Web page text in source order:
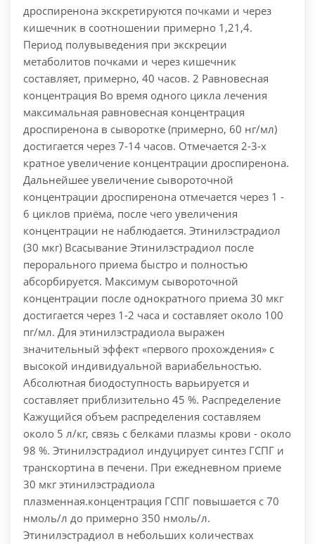
дроспиренона экскретируются почками и через
кишечник в соотношении примерно 1,21,4.
Период полувыведения при экскреции
метаболитов почками и через кишечник
составляет, примерно, 40 часов. 2 Равновесная
концентрация Во время одного цикла лечения
максимальная равновесная концентрация
дроспиренона в сыворотке (примерно, 60 нг/мл)
достигается через 7-14 часов. Отмечается 2-3-х
кратное увеличение концентрации дроспиренона.
Дальнейшее увеличение сывороточной
концентрации дроспиренона отмечается через 1 -
6 циклов приёма, после чего увеличения
концентрации не наблюдается. Этинилэстрадиол
(30 мкг) Всасывание Этинилэстрадиол после
перорального приема быстро и полностью
абсорбируется. Максимум сывороточной
концентрации после однократного приема 30 мкг
достигается через 1-2 часа и составляет около 100
пг/мл. Для этинилэстрадиола выражен
значительный эффект «первого прохождения» с
высокой индивидуальной вариабельностью.
Абсолютная биодоступность варьируется и
составляет приблизительно 45 %. Распределение
Кажущийся объем распределения составляем
около 5 л/кг, связь с белками плазмы крови - около
98 %. Этинилэстрадиол индуцирует синтез ГСПГ и
транскортина в печени. При ежедневном приеме
30 мкг этинилэстрадиола
плазменная.концентрация ГСПГ повышается с 70
нмоль/л до примерно 350 нмоль/л.
Этинилэстрадиол в небольших количествах